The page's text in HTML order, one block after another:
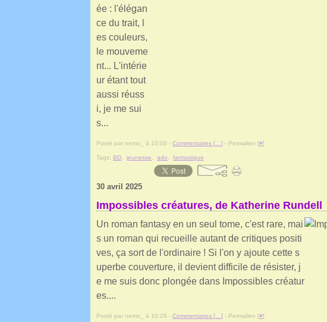
ée : l'élégan
ce du trait, l
es couleurs,
le mouveme
nt... L'intérie
ur étant tout
aussi réuss
i, je me sui
s...
Posté par nemo_ à 10:00 - Commentaires [ ] - Permalien [#]
Tags: BD jeunesse ado fantastique
30 avril 2025
Impossibles créatures, de Katherine Rundell
Un roman fantasy en un seul tome, c'est rare, mai
s un roman qui recueille autant de critiques positi
ves, ça sort de l'ordinaire ! Si l'on y ajoute cette s
uperbe couverture, il devient difficile de résister, j
e me suis donc plongée dans Impossibles créatur
es....
Posté par nemo_ à 10:26 - Commentaires [ ] - Permalien [#]